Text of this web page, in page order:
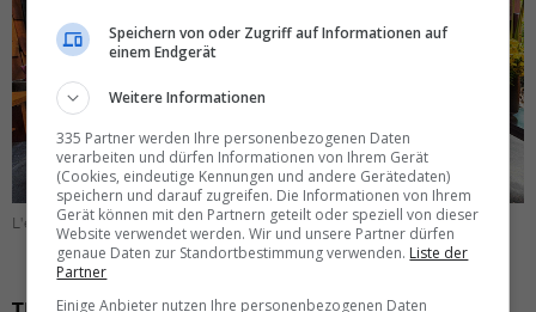
L'escape Spa. Bild: Tubkaak Krabi Boutique Resort
Speichern von oder Zugriff auf Informationen auf
einem Endgerät
Weitere Informationen
335 Partner werden Ihre personenbezogenen Daten
verarbeiten und dürfen Informationen von Ihrem Gerät
(Cookies, eindeutige Kennungen und andere Gerätedaten)
speichern und darauf zugreifen. Die Informationen von Ihrem
Gerät können mit den Partnern geteilt oder speziell von dieser
Website verwendet werden. Wir und unsere Partner dürfen
genaue Daten zur Standortbestimmung verwenden. Liste der
Partner
Einige Anbieter nutzen Ihre personenbezogenen Daten